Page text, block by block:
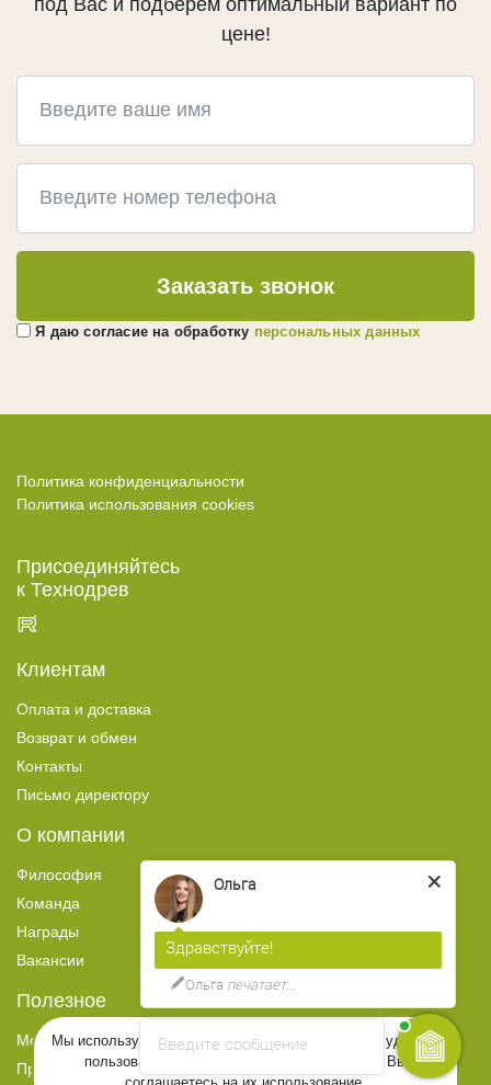
цене!
Я даю согласие на обработку персональных данных
Заказать звонок
Политика конфиденциальности
Политика использования cookies
Присоединяйтесь
к Технодрев
Клиентам
Оплата и доставка
Возврат и обмен
Контакты
Письмо директору
О компании
Философия
Команда
Награды
Вакансии
Полезное
Медиа
Прайс-лист
Мы используем файлы Cookies, чтобы Вам было удобнее
пользоваться сайтом. Продолжая просмотр, Вы
Введите сообщение
Ольга
Здравствуйте!
Ольга печатает...